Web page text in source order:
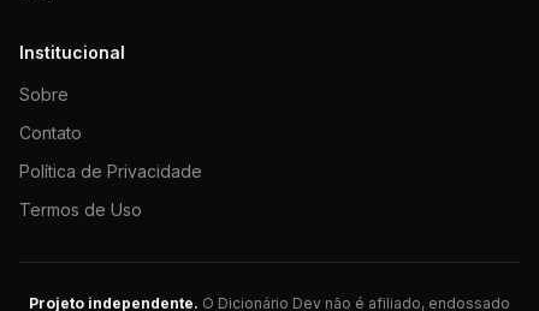
Institucional
Sobre
Contato
Política de Privacidade
Termos de Uso
Projeto independente. O Dicionário Dev não é afiliado, endossado